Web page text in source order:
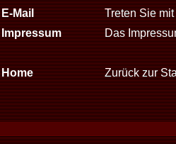
E-Mail
Treten Sie
Impressum
Das
Home Zurück zur